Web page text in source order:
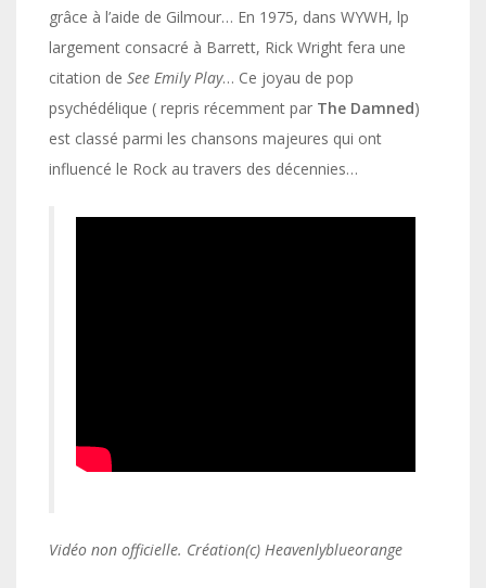
grâce à l’aide de Gilmour… En 1975, dans WYWH, lp
largement consacré à Barrett, Rick Wright fera une
citation de See Emily Play… Ce joyau de pop
psychédélique ( repris récemment par The Damned)
est classé parmi les chansons majeures qui ont
influencé le Rock au travers des décennies…
Vidéo non officielle. Création(c) Heavenlyblueorange